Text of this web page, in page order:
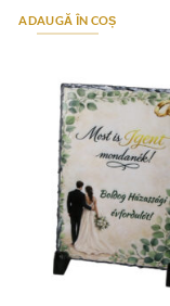
ADAUGĂ ÎN COȘ